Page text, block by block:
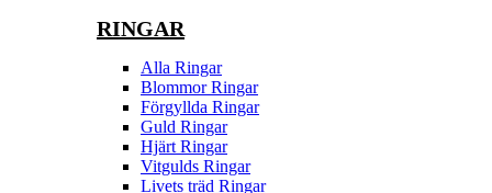
RINGAR
Alla Ringar
Blommor Ringar
Förgyllda Ringar
Guld Ringar
Hjärt Ringar
Vitgulds Ringar
Livets träd Ringar